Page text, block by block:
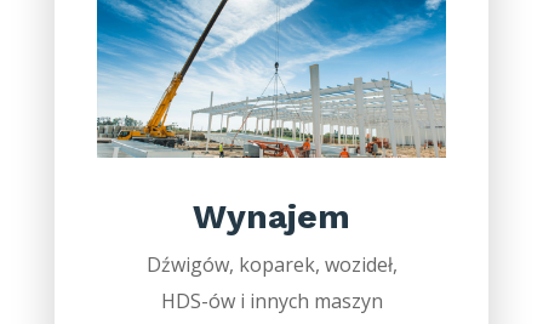
Wynajem
Dźwigów, koparek, wozideł,
HDS-ów i innych maszyn